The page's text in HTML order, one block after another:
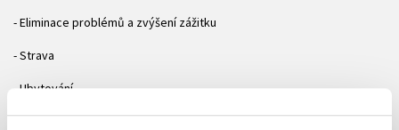
- Eliminace problémů a zvýšení zážitku
- Strava
- Ubytování
- Zaměstnání, peníze a jazyk